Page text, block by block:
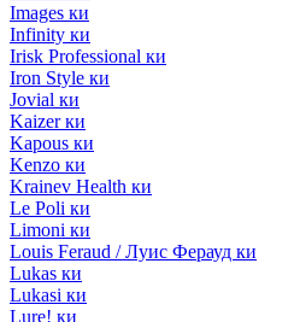
Images ки
Infinity ки
Irisk Professional ки
Iron Style ки
Jovial ки
Kaizer ки
Kapous ки
Kenzo ки
Krainev Health ки
Le Poli ки
Limoni ки
Louis Feraud / Луис Ферауд ки
Lukas ки
Lukasi ки
Lure! ки